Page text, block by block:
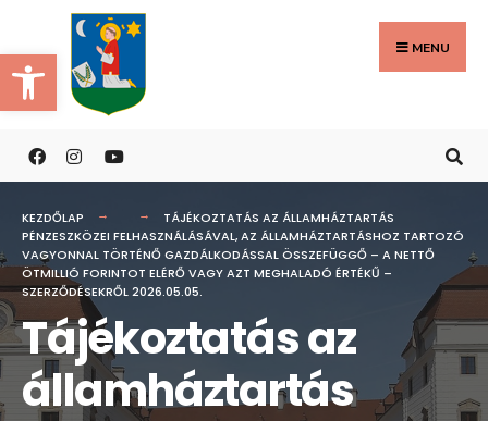
Eszköztár megnyitása
to
content
MENU
KEZDŐLAP
TÁJÉKOZTATÁS AZ ÁLLAMHÁZTARTÁS
PÉNZESZKÖZEI FELHASZNÁLÁSÁVAL, AZ ÁLLAMHÁZTARTÁSHOZ TARTOZÓ
VAGYONNAL TÖRTÉNŐ GAZDÁLKODÁSSAL ÖSSZEFÜGGŐ – A NETTŐ
ÖTMILLIÓ FORINTOT ELÉRŐ VAGY AZT MEGHALADÓ ÉRTÉKŰ –
SZERZŐDÉSEKRŐL 2026.05.05.
Tájékoztatás az
államháztartás
Search